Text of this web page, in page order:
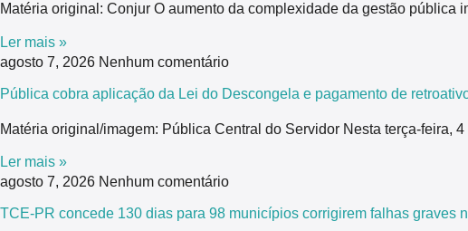
Matéria original: Conjur O aumento da complexidade da gestão
Ler mais »
agosto 7, 2026 Nenhum comentário
Pública cobra aplicação da Lei do Descongela e pagamento de
Matéria original/imagem: Pública Central do Servidor Nesta terça-feira,
Ler mais »
agosto 7, 2026 Nenhum comentário
TCE-PR concede 130 dias para 98 municípios corrigirem falhas graves